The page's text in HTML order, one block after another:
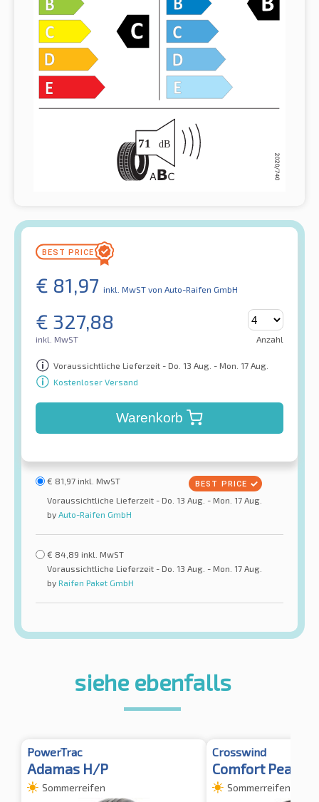
€ 81,97 inkl. MwST von Auto-Raifen GmbH
€ 327,88
inkl. MwST Anzahl
Voraussichtliche Lieferzeit - Do. 13 Aug. - Mon. 17 Aug.
Kostenloser Versand
Warenkorb
€ 81,97 inkl. MwST
Voraussichtliche Lieferzeit - Do. 13 Aug. - Mon. 17 Aug.
by Auto-Raifen GmbH
€ 84,89 inkl. MwST
Voraussichtliche Lieferzeit - Do. 13 Aug. - Mon. 17 Aug.
by Raifen Paket GmbH
siehe ebenfalls
PowerTrac
Adamas H/P
Sommerreifen
Crosswind
Comfort Peak
Sommerreifen